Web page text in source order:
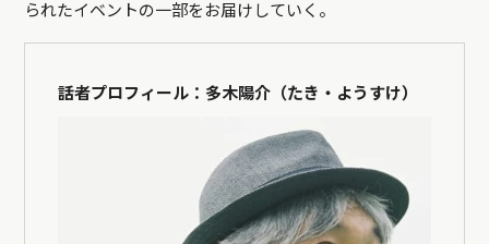
られたイベントの一部をお届けしていく。
話者プロフィール：多木陽介（たき・ようすけ）